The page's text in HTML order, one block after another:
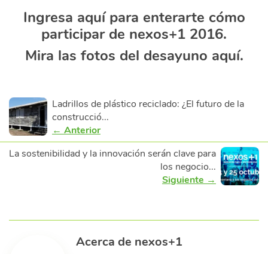
Ingresa aquí para enterarte cómo
participar de nexos+1 2016.
Mira las fotos del desayuno aquí.
Ladrillos de plástico reciclado: ¿El futuro de la
construcció...
← Anterior
La sostenibilidad y la innovación serán clave para
los negocio...
Siguiente →
Acerca de nexos+1